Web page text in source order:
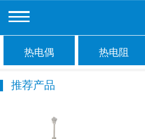
热电偶 热电阻
推荐产品